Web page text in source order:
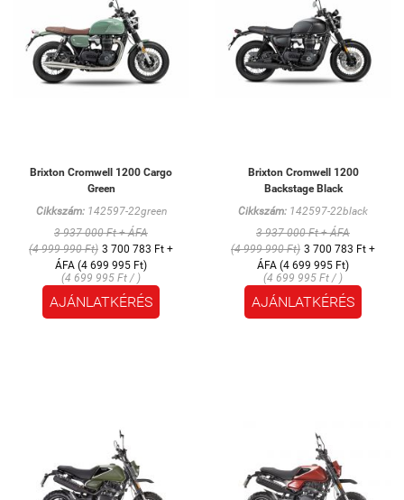
Brixton Cromwell 1200 Cargo
Green
Cikkszám:142597-22green
3 937 000 Ft + ÁFA
(4 999 990 Ft) 3 700 783 Ft +
ÁFA (4 699 995 Ft)
(4 699 995 Ft / )
AJÁNLATKÉRÉS
Brixton Cromwell 1200
Backstage Black
Cikkszám: 142597-22black
3 937 000 Ft + ÁFA
(4 999 990 Ft) 3 700 783 Ft +
ÁFA (4 699 995 Ft)
(4 699 995 Ft / )
AJÁNLATKÉRÉS